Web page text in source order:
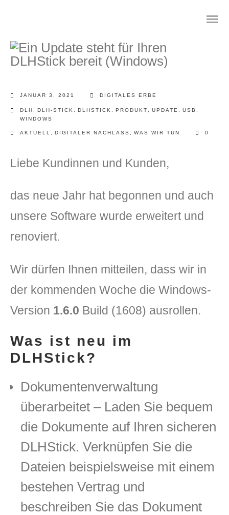
Das digitale Testament
Digitale Vorsorge
Internetsuche
Wie regeln Sie ihren digitalen Nachlass
Digitaler Nachlass
DLH Stick – Sicherheitskonzept
Hilfe
DLH Stick Bedienungsanleitung
Videoanleitung und Manual
JANUAR 3, 2021 DIGITALES ERBE
DLH DLH-STICK DLHSTICK PRODUKT UPDATE USB
WINDOWS
AKTUELL DIGITALER NACHLASS WAS WIR TUN 0
Liebe Kundinnen und Kunden,
das neue Jahr hat begonnen und auch
unsere Software wurde erweitert und
renoviert.
Wir dürfen Ihnen mitteilen, dass wir in
der kommenden Woche die Windows-
Version 1.6.0 Build (1608) ausrollen.
Was ist neu im
DLHStick?
Dokumentenverwaltung
überarbeitet – Laden Sie bequem
die Dokumente auf Ihren sicheren
DLHStick. Verknüpfen Sie die
Dateien beispielsweise mit einem
bestehen Vertrag und
beschreiben Sie das Dokument